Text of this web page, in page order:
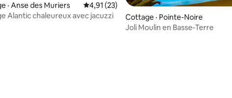
sur 5, 78 commentaires
· Anse des Muriers Note moyenne de 4,91 sur 5, 23
4,91 (23)
Alantic chaleureux avec jacuzzi
Cottage · Pointe-Noire
Joli Moulin en Basse-Terre